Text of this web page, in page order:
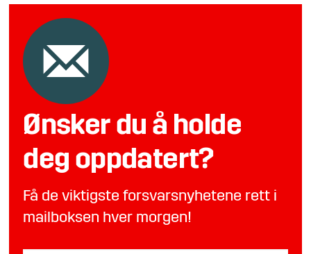
Ønsker du å holde
deg oppdatert?
Få de viktigste forsvarsnyhetene rett i
mailboksen hver morgen!